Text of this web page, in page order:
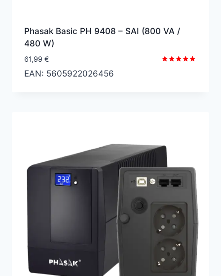
Phasak Basic PH 9408 – SAI (800 VA /
480 W)
61,99 €
EAN: 5605922026456